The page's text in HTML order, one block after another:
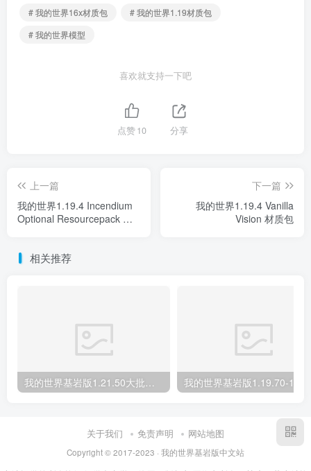
# 我的世界16x材质包
# 我的世界1.19材质包
# 我的世界模型
喜欢就支持一下吧
点赞10 分享
上一篇
我的世界1.19.4 Incendium
Optional Resourcepack 模
下一篇
我的世界1.19.4 Vanilla
Vision 材质包
相关推荐
我的世界基岩版1.21.50大批量合成 Mass Crafter 材质包下载
关于我们 免责声明 网站地图
Copyright © 2017-2023 · 我的世界基岩版中文站